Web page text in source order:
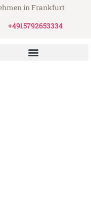
in Frankfurt
+4915792653334